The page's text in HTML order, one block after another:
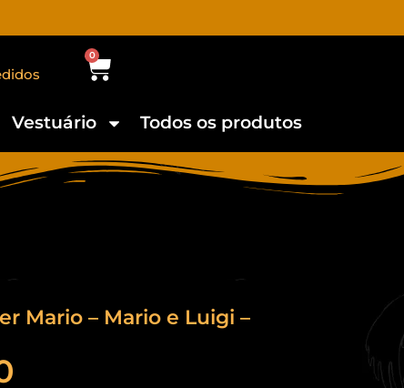
0
Vestuário Todos os produtos
Mario – Mario e Luigi –